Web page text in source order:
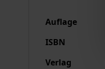
Auflage
ISBN
Verlag